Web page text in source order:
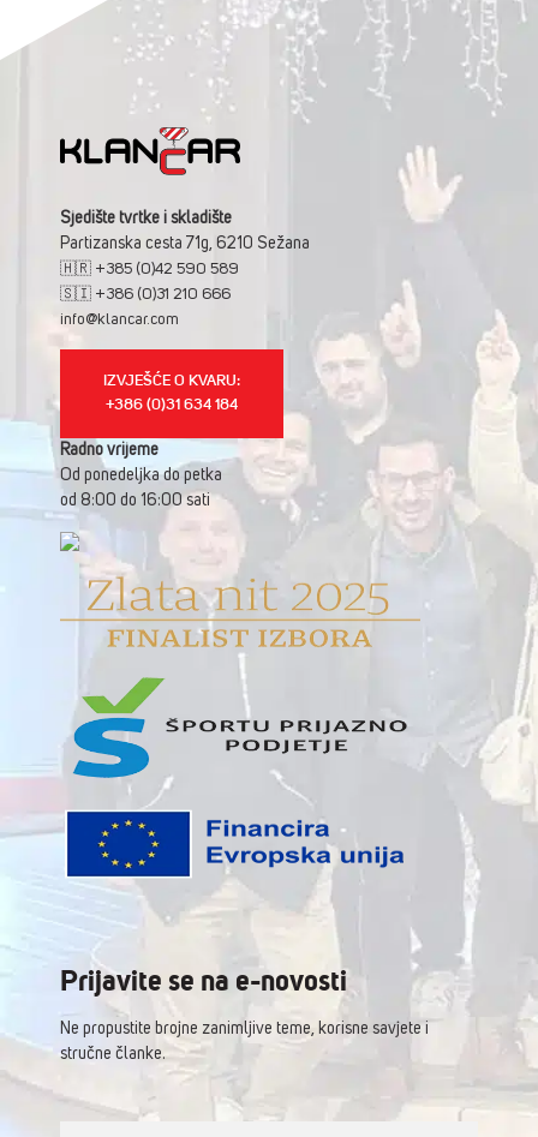
Sjedište tvrtke i skladište
Partizanska cesta 71g, 6210 Sežana
🇭🇷 +385 (0)42 590 589
🇸🇮 +386 (0)31 210 666
info@klancar.com
IZVJEŠĆE O KVARU:
+386 (0)31 634 184
Radno vrijeme
Od ponedeljka do petka
od 8:00 do 16:00 sati
Prijavite se na e-novosti
Ne propustite brojne zanimljive teme, korisne savjete i
stručne članke.